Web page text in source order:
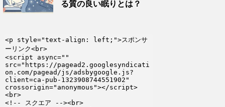
る質の良い眠りとは？
<p style="text-align: left;">スポンサ
ーリンク<br>
<script async=""
src="https://pagead2.googlesyndicati
on.com/pagead/js/adsbygoogle.js?
client=ca-pub-1323908744551902"
crossorigin="anonymous"></script>
<br>
<!-- スクエア --><br>